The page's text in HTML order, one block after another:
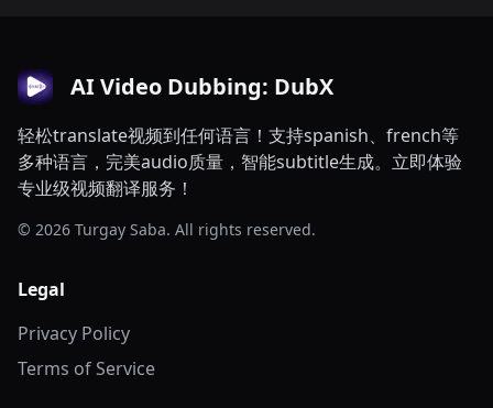
AI Video Dubbing: DubX
轻松translate视频到任何语言！支持spanish、french等
多种语言，完美audio质量，智能subtitle生成。立即体验
专业级视频翻译服务！
© 2026 Turgay Saba. All rights reserved.
Legal
Privacy Policy
Terms of Service